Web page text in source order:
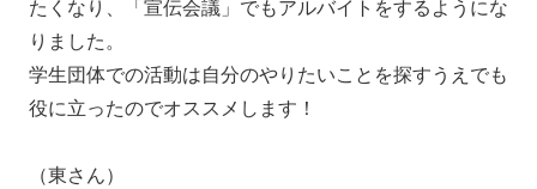
たくなり、「宣伝会議」でもアルバイトをするようにな
りました。
学生団体での活動は自分のやりたいことを探すうえでも
役に立ったのでオススメします！
（東さん）